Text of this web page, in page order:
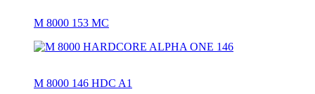
M 8000 153 MC
M 8000 146 HDC A1